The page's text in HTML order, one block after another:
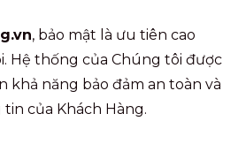
, bảo mật là ưu tiên cao
Hệ thống của Chúng tôi được
khả năng bảo đảm an toàn và
của Khách Hàng.